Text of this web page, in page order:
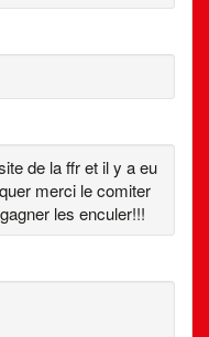
de la ffr et il y a eu
merci le comiter
les enculer!!!